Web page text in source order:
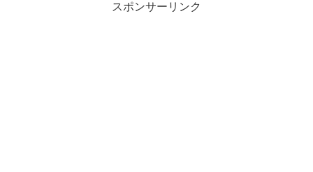
スポンサーリンク